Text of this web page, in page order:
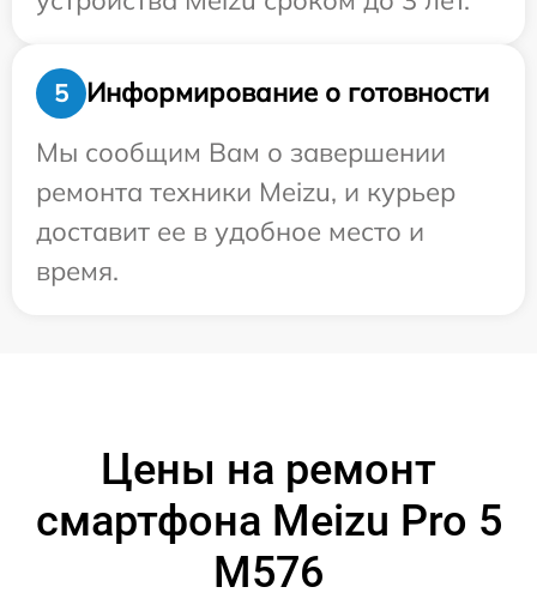
5
Информирование о готовности
Мы сообщим Вам о завершении
ремонта техники Meizu, и курьер
доставит ее в удобное место и
время.
Цены на ремонт
смартфона Meizu Pro 5
M576